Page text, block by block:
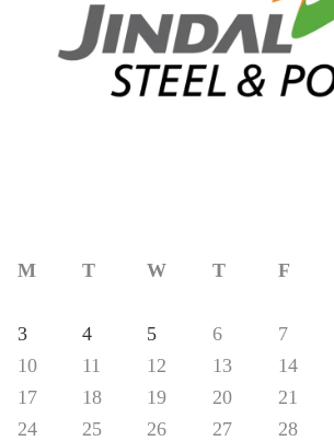
M T W T F
3
4 5 6 7
10
11 12 13 14
17
18 19 20 21
24
25 26 27 28